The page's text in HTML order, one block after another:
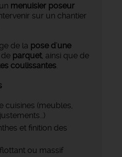
menuisier poseur
sur un chantier
de la pose d'une
de parquet, ainsi que de
coulissantes.
cuisines (meubles,
et finition des
ou massif